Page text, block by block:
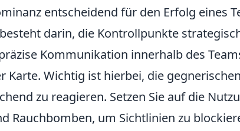
entscheidend für den Erfolg eines
besteht darin, die Kontrollpunkte
Kommunikation innerhalb des
Karte. Wichtig ist hierbei, die
zu reagieren. Setzen Sie auf die
Rauchbomben, um Sichtlinien zu